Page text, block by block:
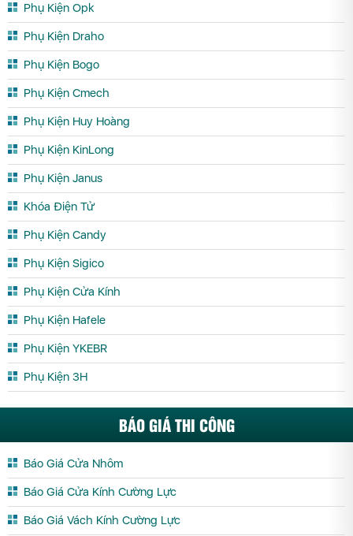
Phụ Kiện Opk
Phụ Kiện Draho
Phụ Kiện Bogo
Phụ Kiện Cmech
Phụ Kiện Huy Hoàng
Phụ Kiện KinLong
Phụ Kiện Janus
Khóa Điện Tử
Phụ Kiện Candy
Phụ Kiện Sigico
Phụ Kiện Cửa Kính
Phụ Kiện Hafele
Phụ Kiện YKEBR
Phụ Kiện 3H
BÁO GIÁ THI CÔNG
Báo Giá Cửa Nhôm
Báo Giá Cửa Kính Cường Lực
Báo Giá Vách Kính Cường Lực